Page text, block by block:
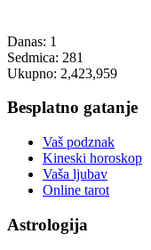
Danas: 1
Sedmica: 281
Ukupno: 2,423,959
Besplatno gatanje
Vaš podznak
Kineski horoskop
Vaša ljubav
Online tarot
Astrologija